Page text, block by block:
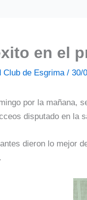
en el
Club de Esgrima / 30/
por la mañana,
disputado en la
dieron lo mejor